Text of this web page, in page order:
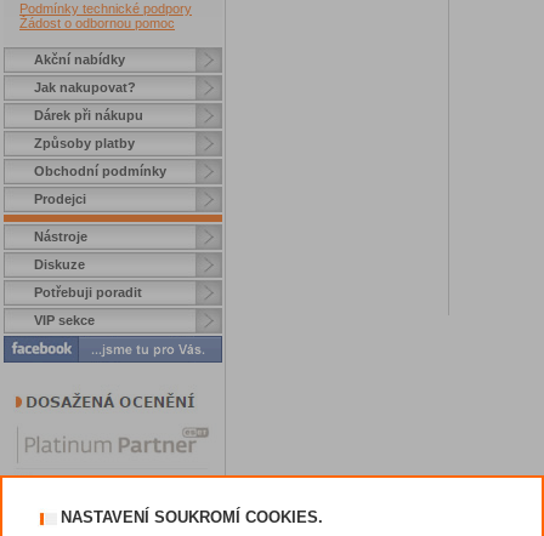
Podmínky technické podpory
Žádost o odbornou pomoc
Akční nabídky
Jak nakupovat?
Dárek při nákupu
Způsoby platby
Obchodní podmínky
Prodejci
Nástroje
Diskuze
Potřebuji poradit
VIP sekce
NASTAVENÍ SOUKROMÍ COOKIES.